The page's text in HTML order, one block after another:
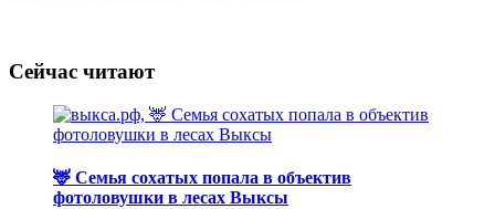
Сейчас читают
🦌 Семья сохатых попала в объектив
фотоловушки в лесах Выксы